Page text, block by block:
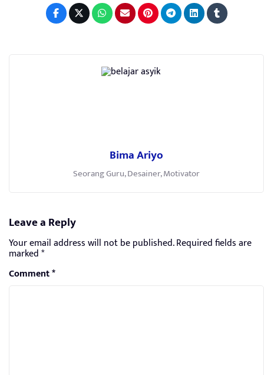
Bima Ariyo
Seorang Guru, Desainer, Motivator
Leave a Reply
Your email address will not be published.Required fields are
marked*
Comment*